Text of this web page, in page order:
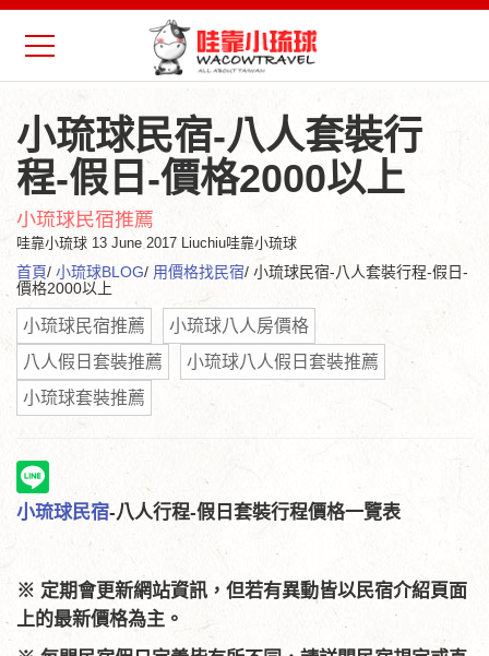
小琉球民宿-八人套裝行
程-假日-價格2000以上
小琉球民宿推薦
哇靠小琉球 13 June 2017 Liuchiu哇靠小琉球
首頁/ 小琉球BLOG/ 用價格找民宿/ 小琉球民宿-八人套裝行程-假日-
價格2000以上
小琉球民宿推薦
小琉球八人房價格
八人假日套裝推薦
小琉球八人假日套裝推薦
小琉球套裝推薦
小琉球民宿-八人行程-假日套裝行程價格一覽表
※ 定期會更新網站資訊，但若有異動皆以民宿介紹頁面
上的最新價格為主。